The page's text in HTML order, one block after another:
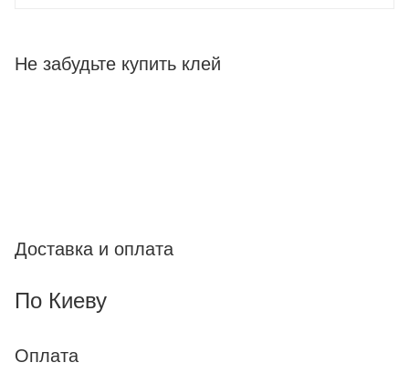
Не забудьте купить клей
Доставка и оплата
По Киеву
Оплата